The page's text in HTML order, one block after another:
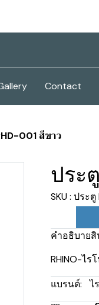
Contact
001 สีขาว
ประ
SKU : ประ
คำอธิบาย
RHINO-ไร
แบรนด์:
ไ